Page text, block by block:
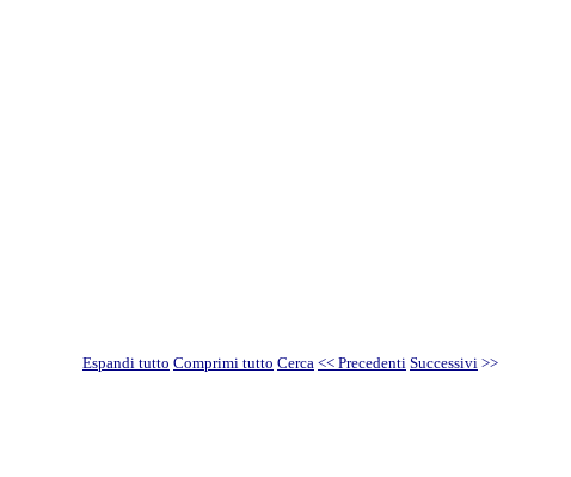
Espandi tutto Comprimi tutto Cerca << Precedenti Successivi >>